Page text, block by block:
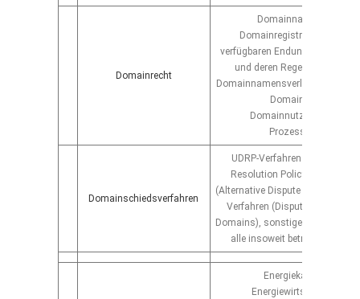
Domainrecht
Domainnamensrecht,
Domainregistrierung mit
verfügbaren Endungen nach
und deren Regelwerken
Domainnamensverletzung,
Domainverkauf,
Domainnutzungsvertrag,
Prozessführung
Domainschiedsverfahren
UDRP-Verfahren (Uniform
Resolution Policy), ADR-
(Alternative Dispute Resolution),
Verfahren (Dispute Verfahren
Domains), sonstige
alle insoweit betroffenen
Energiekartellrecht,
Energiewirtschaftsrecht,